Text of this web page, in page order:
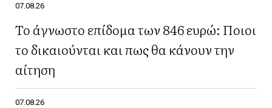
07.08.26
Το άγνωστο επίδομα των 846 ευρώ: Ποιοι
το δικαιούνται και πως θα κάνουν την
αίτηση
07.08.26